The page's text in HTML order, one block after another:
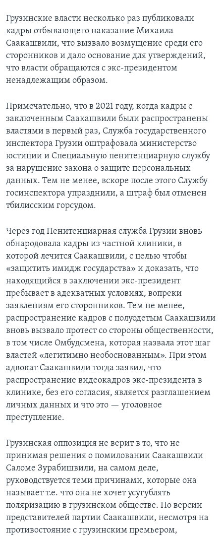
Грузинские власти несколько раз публиковали
кадры отбывающего наказание Михаила
Саакашвили, что вызвало возмущение среди его
сторонников и дало основание для утверждений,
что власти обращаются с экс-президентом
ненадлежащим образом.
Примечательно, что в 2021 году, когда кадры с
заключенным Саакашвили были распространены
властями в первый раз, Служба государственного
инспектора Грузии оштрафовала министерство
юстиции и Специальную пенитенциарную службу
за нарушение закона о защите персональных
данных. Тем не менее, вскоре после этого Службу
госинспектора упразднили, а штраф был отменен
тбилисским горсудом.
Через год Пенитенциарная служба Грузии вновь
обнародовала кадры из частной клиники, в
которой лечится Саакашвили, с целью чтобы
«защитить имидж государства» и доказать, что
находящийся в заключении экс-президент
пребывает в адекватных условиях, вопреки
заявлениям его сторонников. Тем не менее,
распространение кадров с полуодетым Саакашвили
вновь вызвало протест со стороны общественности,
в том числе Омбудсмена, которая назвала этот шаг
властей «легитимно необоснованным». При этом
адвокат Саакашвили тогда заявил, что
распространение видеокадров экс-президента в
клинике, без его согласия, является разглашением
личных данных и что это — уголовное
преступление.
Грузинская оппозиция не верит в то, что не
принимая решения о помиловании Саакашвили
Саломе Зурабишвили, на самом деле,
руководствуется теми причинами, которые она
называет т.е. что она не хочет усугублять
поляризацию в грузинском обществе. По версии
представителей партии Саакашвили, несмотря на
противостояние с грузинским премьером,